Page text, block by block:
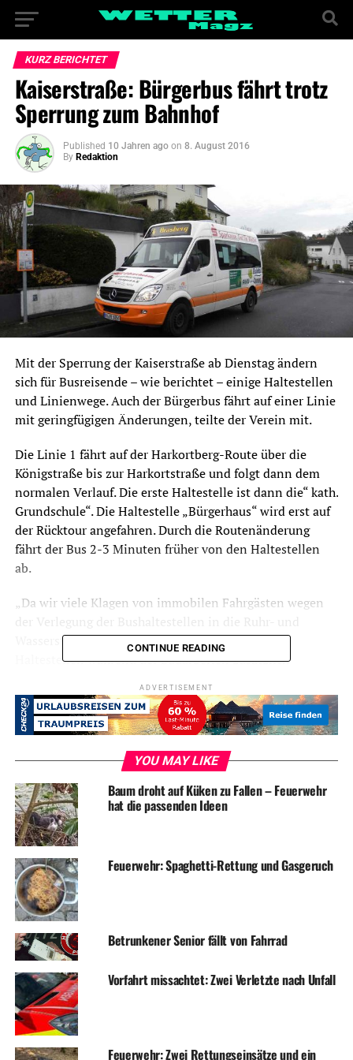
KURZ BERICHTET
Kaiserstraße: Bürgerbus fährt trotz
Sperrung zum Bahnhof
Published 10 Jahren ago on 8. August 2016
By Redaktion
Mit der Sperrung der Kaiserstraße ab Dienstag ändern
sich für Busreisende – wie berichtet – einige Haltestellen
und Linienwege. Auch der Bürgerbus fährt auf einer Linie
mit geringfügigen Änderungen, teilte der Verein mit.
Die Linie 1 fährt auf der Harkortberg-Route über die
Königstraße bis zur Harkortstraße und folgt dann dem
normalen Verlauf. Die erste Haltestelle ist dann die“ kath.
Grundschule“. Die Haltestelle „Bürgerhaus“ wird erst auf
der Rücktour angefahren. Durch die Routenänderung
fährt der Bus 2-3 Minuten früher von den Haltestellen
ab.
„Da wir viele Klagen von immobilen Fahrgästen wegen
Wasserstraße erhalten haben, werden wir diese
Haltestellen während der Bauarbeiten zusätzlich
Verein.
Daher fährt der Bürgerbus vom Harkortberg kommend ab
Ende Bergstraße noch einmal die Königstraße hoch und
über die Wilhelmstraße, Kaiserstraße ins Schöntal. Über
den ALDI-Parkplatz folgt der Bürgerbus dann der
Wasserstraße in die Ruhrstraße. Dort wird an der
Haltestelle der VER ein Aus- und Einstieg möglich sein.
Der Bus fährt dann über die Ruhrstraße die obere
Kaiserstraße bis zur Wilhelmstraße. Die Haltestelle
„Bürgerhaus“ wird eingebunden. Von der Wilhelmstraße
geht es die Königstraße hinab zum Bahnhof.
Die Fahrtroute der Linie 1 wird im Vor- und
Nachmittagsbetrieb so befahren. Die Linie 2 ändert sich
nur unwesentlich. Die Linie 3 ist nicht betroffen. Die
Haltestelle der Linie 1 Waldstadion“ und „LIDL“ (Linie 3
CONTINUE READING
ADVERTISEMENT
YOU MAY LIKE
Baum droht auf Küken zu Fallen – Feuerwehr
hat die passenden Ideen
Feuerwehr: Spaghetti-Rettung und Gasgeruch
Betrunkener Senior fällt von Fahrrad
Vorfahrt missachtet: Zwei Verletzte nach Unfall
Feuerwehr: Zwei Rettungseinsätze und ein